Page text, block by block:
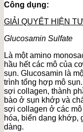
Công dụng:
GIẢI QUYẾT HIỆN
Glucosamin Sulfate
Là một amino
hầu hết các mô của
sụn. Glucosamin là
trình tổng hợp mô
sợi collagen, thành
bào ở sụn khớp và
sợi collagen ở các
hóa, biến dạng khớp,
dàng.